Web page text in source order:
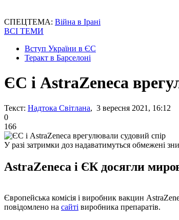
СПЕЦТЕМА: Війна в Ірані
ВСІ ТЕМИ
Вступ України в ЄС
Теракт в Барселоні
ЄС і AstraZeneca
Текст: Надтока Світлана, 3 вересня 2021, 16:12
0
166
У разі затримки доз надаватимуться обмежені
AstraZeneca і ЄК досягли
Європейська комісія і виробник вакцин
повідомлено на сайті виробника препаратів.